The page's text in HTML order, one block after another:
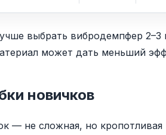
выбрать вибродемпфер 2–3
может дать меньший
новичков
— не сложная, но кропотливая